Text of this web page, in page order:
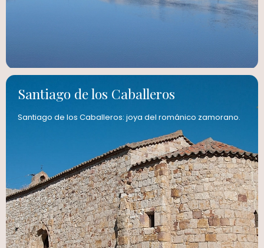
Santiago de los Caballeros
Santiago de los Caballeros: joya del románico zamorano.